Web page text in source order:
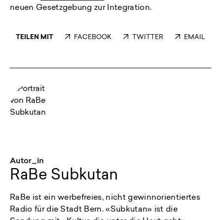
neuen Gesetzgebung zur Integration.
TEILEN MIT FACEBOOK TWITTER EMAIL
Autor_in
RaBe Subkutan
RaBe ist ein werbefreies, nicht gewinnorientiertes
Radio für die Stadt Bern. «Subkutan» ist die